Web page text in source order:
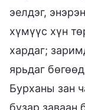
эелдэг,
хүмүүс хүн
хардаг;
ярьдаг
Бурханы зан
бузар заваан